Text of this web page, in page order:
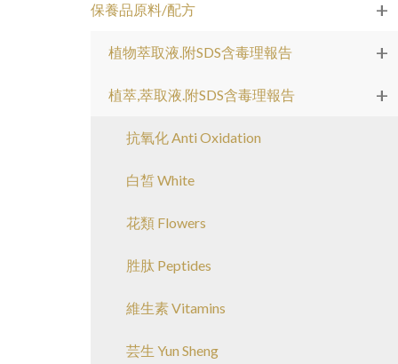
保養品原料/配方
植物萃取液.附SDS含毒理報告 +
植萃,萃取液.附SDS含毒理報告
抗氧化 Anti Oxidation
白皙 White
花類 Flowers
胜肽 Peptides
維生素 Vitamins
芸生 Yun Sheng
+
+